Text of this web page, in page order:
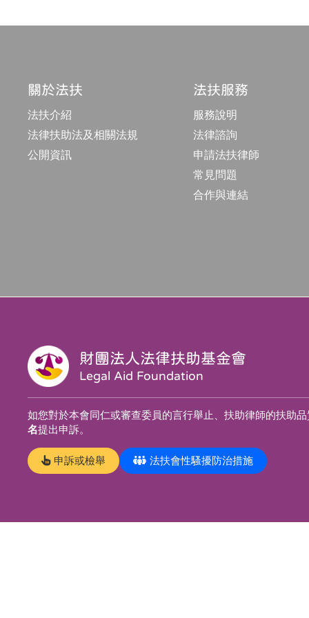
關於法扶
法扶介紹
法律扶助法及相關法規
公開資訊
法扶服務
服務說明
法律諮詢
申請法扶律師
常見問題
合作與連結
財團法人法律扶助基金會
Legal Aid Foundation
如您對於本會同仁或審查委員的言行舉止、扶助律師的扶助
名提出申訴。
申訴或檢舉 法扶會性騷擾防治措施